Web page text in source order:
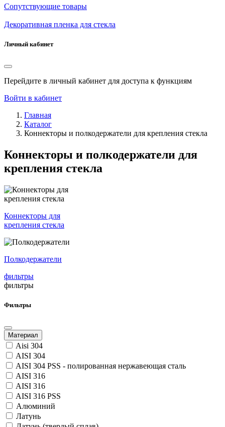
Сопутствующие товары
Декоративная пленка для стекла
Личный кабинет
Перейдите в личный кабинет для доступа к функциям
Войти в кабинет
Главная
Каталог
Коннекторы и полкодержатели для крепления стекла
Коннекторы и полкодержатели для
крепления стекла
Коннекторы для
крепления стекла
Полкодержатели
фильтры
фильтры
Фильтры
Материал
Aisi 304
AISI 304
AISI 304 PSS - полированная нержавеющая сталь
AISI 316
AISI 316
AISI 316 PSS
Алюминий
Латунь